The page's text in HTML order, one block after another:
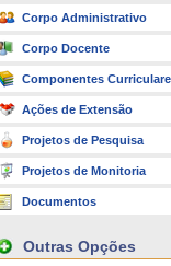
Corpo Administrativo
Corpo Docente
Componentes
Ações de Extensão
Projetos de Pesquisa
Projetos de Monitoria
Documentos
Outras Opções